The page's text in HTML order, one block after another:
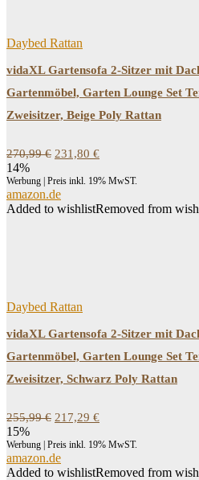
Daybed Rattan
vidaXL Gartensofa 2-Sitzer mit
Gartenmöbel, Garten Lounge Set
Zweisitzer, Beige Poly Rattan
270,99€ Ursprünglicher
war:
270,99 €
231,80 €
ist:
14%
Werbung | Preis inkl. 19% MwST.
amazon.de
Added to wishlistRemoved from
Daybed Rattan
vidaXL Gartensofa 2-Sitzer mit
Gartenmöbel, Garten Lounge Set
Zweisitzer, Schwarz Poly Rattan
255,99€ Ursprünglicher
war:
255,99 €
217,29 €
ist:
15%
Werbung | Preis inkl. 19% MwST.
amazon.de
Added to wishlistRemoved from